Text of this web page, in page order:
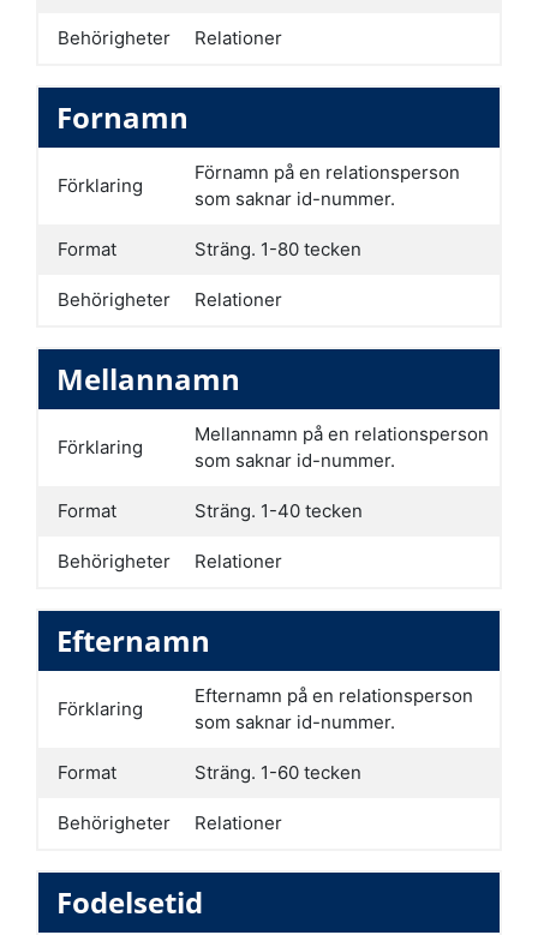
Behörigheter Relationer
Fornamn
Förklaring
Förnamn på en relationsperson
som saknar id-nummer.
Format Sträng. 1-80 tecken
Behörigheter Relationer
Mellannamn
Förklaring
Mellannamn på en relationsperson
som saknar id-nummer.
Format Sträng. 1-40 tecken
Behörigheter Relationer
Efternamn
Förklaring
Efternamn på en relationsperson
som saknar id-nummer.
Format Sträng. 1-60 tecken
Behörigheter Relationer
Fodelsetid